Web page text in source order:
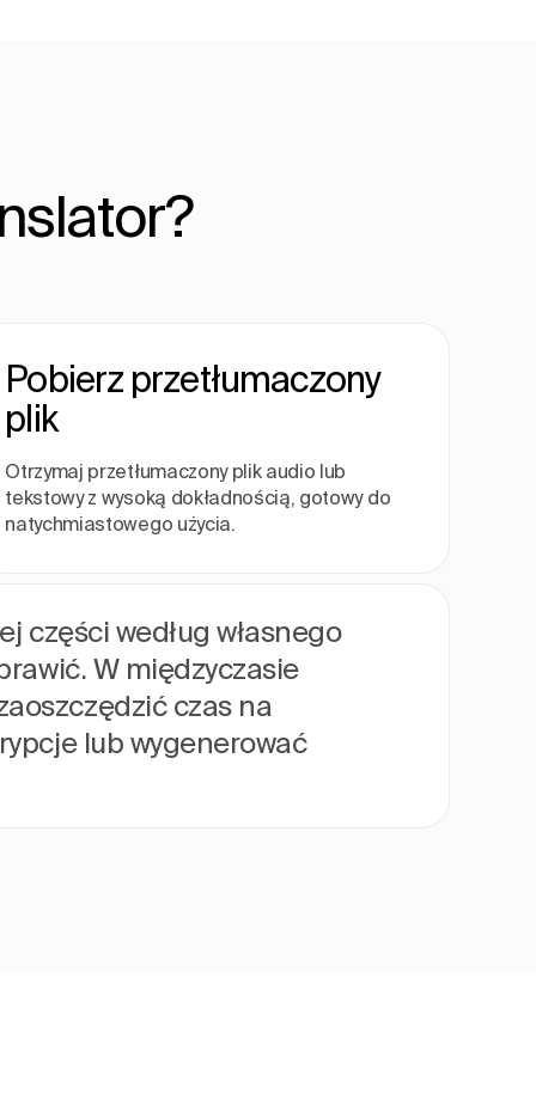
Pobierz przetłumaczony
plik
Otrzymaj przetłumaczony plik audio lub
tekstowy z wysoką dokładnością, gotowy do
natychmiastowego użycia.
części według własnego
W międzyczasie
czas na
lub wygenerować